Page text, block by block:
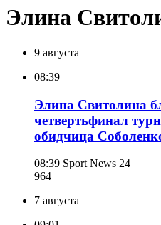
Элина
9 августа
08:39
Элина Свитолина
четвертьфинал
обидчица
08:39 Sport News 24
964
7 августа